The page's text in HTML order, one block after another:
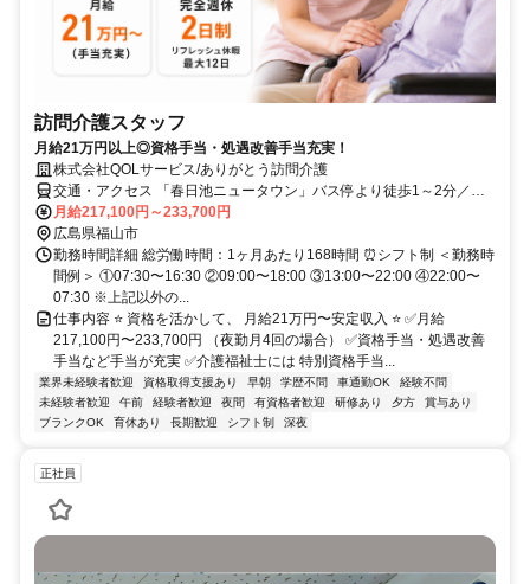
訪問介護スタッフ
月給21万円以上◎資格手当・処遇改善手当充実！
株式会社QOLサービス/ありがとう訪問介護
交通・アクセス 「春日池ニュータウン」バス停より徒歩1～2分／車
通勤OK★無料駐車場あり
月給217,100円～233,700円
広島県福山市
勤務時間詳細 総労働時間：1ヶ月あたり168時間 ⏰シフト制 ＜勤務時
間例＞ ①07:30〜16:30 ②09:00〜18:00 ③13:00〜22:00 ④22:00〜
07:30 ※上記以外の...
仕事内容 ⭐ 資格を活かして、 月給21万円〜安定収入 ⭐ ✅月給
217,100円〜233,700円 （夜勤月4回の場合） ✅資格手当・処遇改善
手当など手当が充実 ✅介護福祉士には 特別資格手当...
業界未経験者歓迎 資格取得支援あり 早朝 学歴不問 車通勤OK
経験不問
未経験者歓迎
午前 経験者歓迎 夜間 有資格者歓迎 研修あり 夕方
賞与あり
ブランクOK
育休あり 長期歓迎 シフト制 深夜
正社員